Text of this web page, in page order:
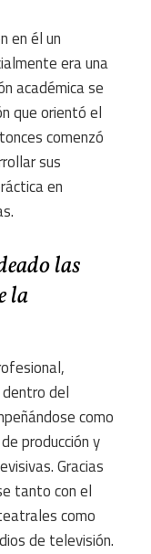
en él un
era una
académica se
que orientó el
comenzó
sus
en
las
la
del
como
producción y
Gracias
tanto con el
como
de televisión.